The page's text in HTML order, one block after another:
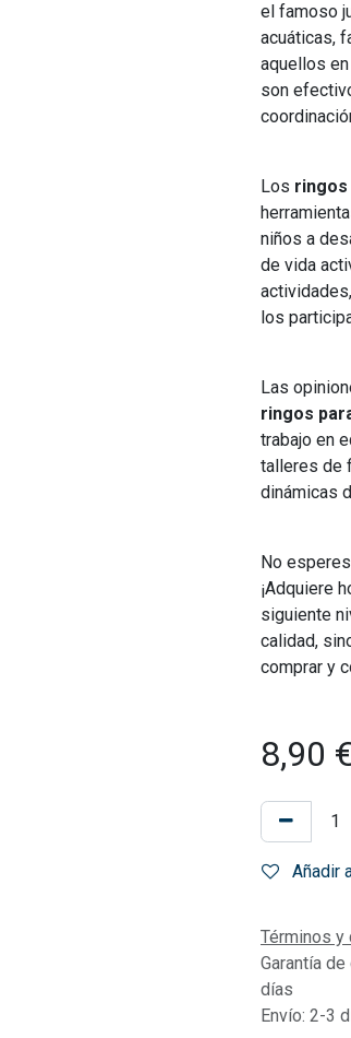
el famoso
acuáticas,
aquellos
son
Los
niños a
de vida
los
Las
ringos
trabajo en
talleres de
dinámicas
No
¡Adquiere
siguiente
calidad,
comprar y
8,90 €
Añadir
Términos y
Garantía
días
Envío: 2-3